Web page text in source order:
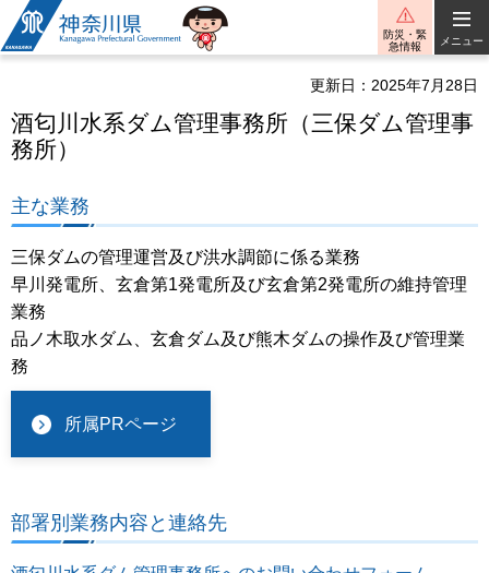
神奈川県
防災・緊
急情報
メニュー
更新日：2025年7月28日
酒匂川水系ダム管理事務所（三保ダム管理事
務所）
主な業務
三保ダムの管理運営及び洪水調節に係る業務
早川発電所、玄倉第1発電所及び玄倉第2発電所の維持管理
業務
品ノ木取水ダム、玄倉ダム及び熊木ダムの操作及び管理業
務
所属PRページ
部署別業務内容と連絡先